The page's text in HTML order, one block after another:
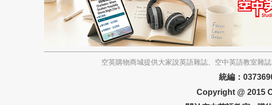
空英購物商城提供大家說英語雜誌、空中英語教室雜
統編：
Copyright @ 2015